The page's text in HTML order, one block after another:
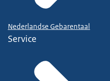
Nederlandse Gebarentaal
Service